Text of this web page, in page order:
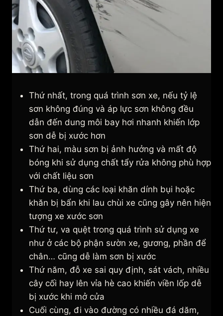
Thứ nhất, trong quá trình sơn xe, nếu tỷ lệ
sơn không đúng và áp lực sơn không đều
dẫn đến dung môi bay hơi nhanh khiến lớp
sơn dễ bị xước hơn
Thứ hai, màu sơn bị ảnh hưởng và mất độ
bóng khi sử dụng chất tẩy rửa không phù hợp
với chất liệu sơn
Thứ ba, dùng các loại khăn dính bụi hoặc
khăn bị bẩn khi lau chùi xe cũng gây nên hiện
tượng xe xước sơn
Thứ tư, va quệt trong quá trình sử dụng xe
như ở các bộ phận sườn xe, gương, phần để
chân… cũng dễ làm sơn bị xước
Thứ năm, đỗ xe sai quy định, sát vách, nhiều
cây cối hay lên vỉa hè cao khiến viền lốp dễ
bị xước khi mở cửa
Cuối cùng, đi vào đường có nhiều đá dăm,